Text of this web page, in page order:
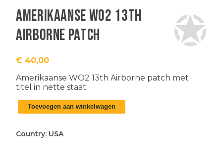
Amerikaanse WO2 13th
Airborne patch
€ 40,00
Amerikaanse WO2 13th Airborne patch met
titel in nette staat.
Amerikaanse
WO2
Airborne
Toevoegen aan winkelwagen
Country: USA